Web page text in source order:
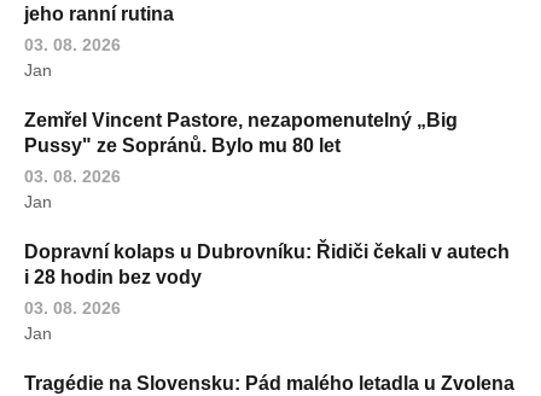
jeho ranní rutina
03. 08. 2026
Jan
Zemřel Vincent Pastore, nezapomenutelný „Big
Pussy" ze Sopránů. Bylo mu 80 let
03. 08. 2026
Jan
Dopravní kolaps u Dubrovníku: Řidiči čekali v autech
i 28 hodin bez vody
03. 08. 2026
Jan
Tragédie na Slovensku: Pád malého letadla u Zvolena